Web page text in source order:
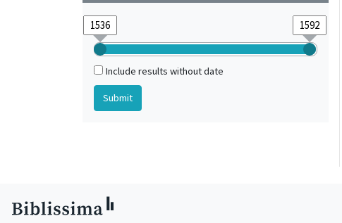
Include results without date